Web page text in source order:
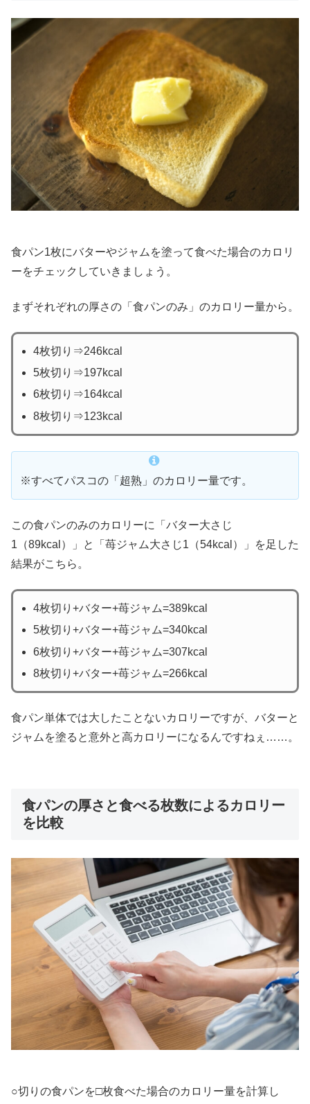
食パン1枚にバターやジャムを塗って食べた場合のカロリ
ーをチェックしていきましょう。
まずそれぞれの厚さの「食パンのみ」のカロリー量から。
4枚切り⇒246kcal
5枚切り⇒197kcal
6枚切り⇒164kcal
8枚切り⇒123kcal
※すべてパスコの「超熟」のカロリー量です。
この食パンのみのカロリーに「バター大さじ
1（89kcal）」と「苺ジャム大さじ1（54kcal）」を足した
結果がこちら。
4枚切り+バター+苺ジャム=389kcal
5枚切り+バター+苺ジャム=340kcal
6枚切り+バター+苺ジャム=307kcal
8枚切り+バター+苺ジャム=266kcal
食パン単体では大したことないカロリーですが、バターと
ジャムを塗ると意外と高カロリーになるんですねぇ……。
食パンの厚さと食べる枚数によるカロリー
を比較
○切りの食パンを□枚食べた場合のカロリー量を計算し